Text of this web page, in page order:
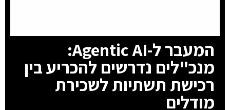
המעבר ל-Agentic AI:
מנכ"לים נדרשים להכריע בין
רכישת תשתיות לשכירת
מודלים